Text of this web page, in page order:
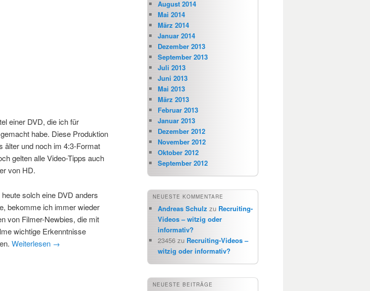
einer DVD, die ich für
habe. Diese Produktion
älter und noch im 4:3-Format
gelten alle Video-Tipps auch
von HD.
solch eine DVD anders
bekomme ich immer wieder
von Filmer-Newbies, die mit
wichtige Erkenntnisse
Weiterlesen →
August 2014
Mai 2014
März 2014
Januar 2014
Dezember 2013
September 2013
Juli 2013
Juni 2013
Mai 2013
März 2013
Februar 2013
Januar 2013
Dezember 2012
November 2012
Oktober 2012
September 2012
NEUESTE KOMMENTARE
Andreas Schulz zu Recruiting-
Videos – witzig oder
informativ?
23456 zu Recruiting-Videos –
witzig oder informativ?
NEUESTE BEITRÄGE